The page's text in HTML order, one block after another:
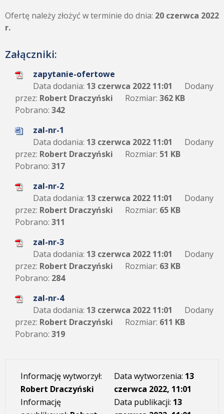
Ofertę należy złożyć w terminie do dnia: 20 czerwca 2022
r.
Załączniki:
zapytanie-ofertowe
Data dodania: 13 czerwca 2022 11:01
Dodany
przez: Robert Draczyński Rozmiar: 362 KB
Pobrano: 342
zal-nr-1
Data dodania: 13 czerwca 2022 11:01
Dodany
przez: Robert Draczyński Rozmiar: 51 KB
Pobrano: 317
zal-nr-2
Data dodania: 13 czerwca 2022 11:01
Dodany
przez: Robert Draczyński Rozmiar: 65 KB
Pobrano: 311
zal-nr-3
Data dodania: 13 czerwca 2022 11:01
Dodany
przez: Robert Draczyński Rozmiar: 63 KB
Pobrano: 284
zal-nr-4
Data dodania: 13 czerwca 2022 11:01
Dodany
przez: Robert Draczyński Rozmiar: 611 KB
Pobrano: 319
Informację wytworzył:
Robert Draczyński
Informację
Data wytworzenia: 13
czerwca 2022, 11:01
Data publikacji: 13